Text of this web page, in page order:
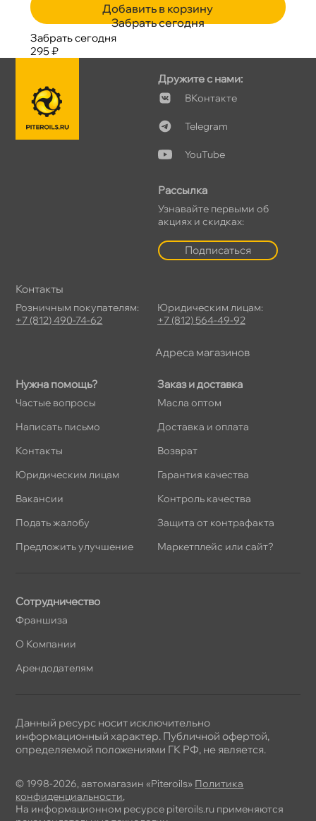
Добавить в корзину
Забрать сегодня
Забрать сегодня
295 ₽
Нужна помощь?
Частые вопросы
Написать письмо
Контакты
Юридическим лицам
акансии
Подать жалобу
Предложить улучшение
Заказ и доставка
Масла оптом
Доставка и оплата
озврат
Гарантия качества
Контроль качества
Защита от контрафакта
Маркетплейс или сайт?
Дружите с нами:
Контакте
Telegram
YouTube
Рассылка
Узнавайте первыми о
акциях и скидках:
Подписаться
Сотрудничество
Франшиза
О Компании
Арендодателям
Контакты
Розничным покупателям:
+7 (812) 490-74-62
Юридическим лицам:
+7 (812) 564-49-92
Адреса магазино
© 1998-2026, автомагазин «Piteroils» Политика
конфиденциальности,
На информационном ресурсе piteroils.ru применяются
Данный ресурс носит исключительно
информационный характер. Публичной офертой,
определяемой положениями ГК РФ, не является.